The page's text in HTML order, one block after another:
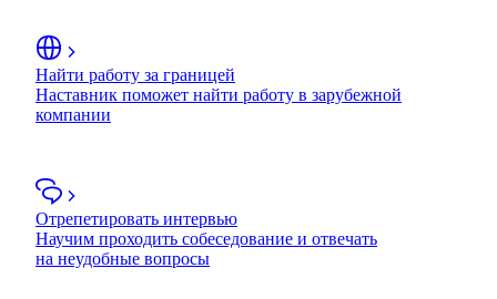
Найти работу за границей
Наставник поможет найти работу в зарубежной
компании
Отрепетировать интервью
Научим проходить собеседование и отвечать
на неудобные вопросы